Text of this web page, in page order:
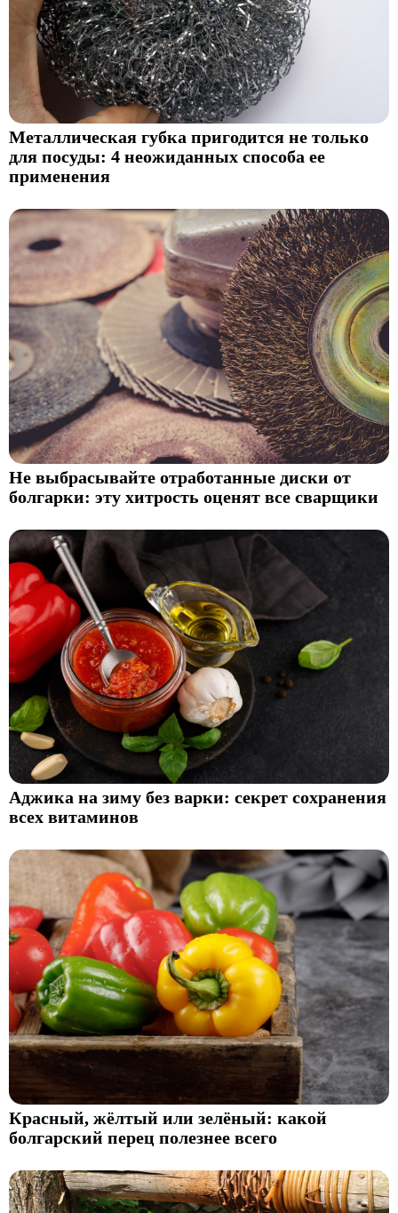
Металлическая губка пригодится не только
для посуды: 4 неожиданных способа ее
применения
Не выбрасывайте отработанные диски от
болгарки: эту хитрость оценят все сварщики
Аджика на зиму без варки: секрет сохранения
всех витаминов
Красный, жёлтый или зелёный: какой
болгарский перец полезнее всего